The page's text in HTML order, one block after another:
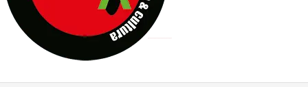
ENTREVISTA A IVÁN HUMANES POR [EL LIBRO ROJO]
ARRABAL, ARRABAL, ARRABAL, ARRABEAUX